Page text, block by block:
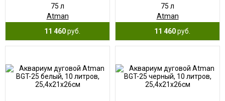
75 л
Atman
11 460руб.
75 л
Atman
11 460руб.